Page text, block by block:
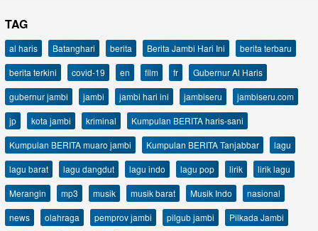
TAG
al haris Batanghari berita Berita Jambi Hari Ini
berita terbaru
berita terkini
covid-19 en film fr
Gubernur Al Haris
gubernur jambi
jambi jambi hari ini jambiseru
jambiseru.com
jp
kota jambi kriminal
Kumpulan BERITA haris-sani
Kumpulan BERITA muaro jambi
Kumpulan BERITA Tanjabbar
lagu
lagu barat
lagu dangdut lagu indo lagu pop lirik
lirik lagu
Merangin
mp3 musik musik barat Musik Indo
nasional
news
olahraga pemprov jambi pilgub jambi
Pilkada Jambi